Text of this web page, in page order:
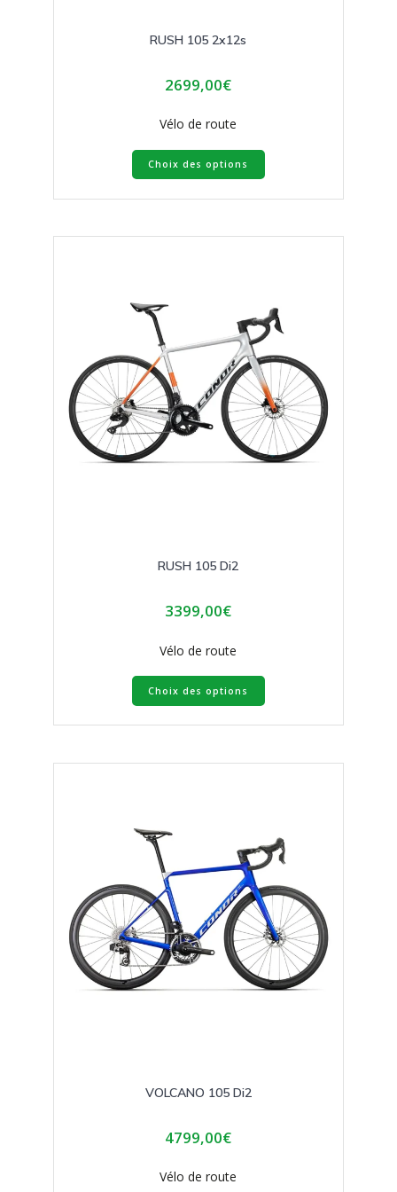
RUSH 105 2x12s
2699,00€
Vélo de route
Choix des options
Ce
plusieurs
Les
choisies
sur
la
page
du
produit
RUSH 105 Di2
3399,00€
Vélo de route
Choix des options
Ce
plusieurs
Les
choisies
sur
page
du
produit
VOLCANO 105 Di2
4799,00€
Vélo de route